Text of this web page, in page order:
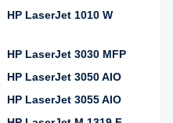
HP LaserJet 1010 W
HP LaserJet 3030 MFP
HP LaserJet 3050 AIO
HP LaserJet 3055 AIO